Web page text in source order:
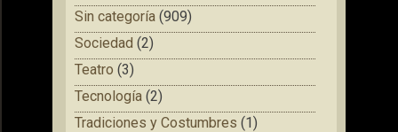
Sin categoría (909)
Sociedad (2)
Teatro (3)
Tecnología (2)
Tradiciones y Costumbres (1)